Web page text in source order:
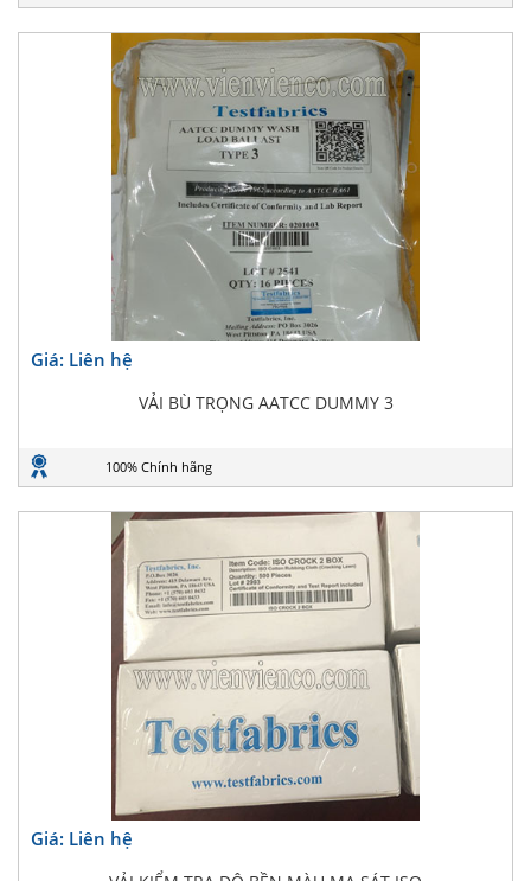
Giá: Liên hệ
VẢI BÙ TRỌNG AATCC DUMMY 3
100% Chính hãng
Giá: Liên hệ